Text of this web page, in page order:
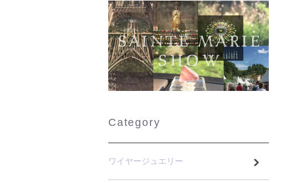
Category
ワイヤージュエリー